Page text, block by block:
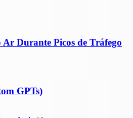
Durante Picos de Tráfego
GPTs)